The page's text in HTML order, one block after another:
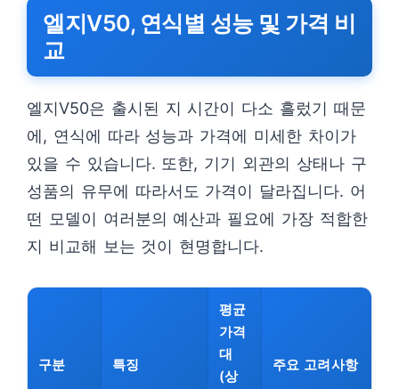
엘지V50, 연식별 성능 및 가격 비
교
엘지V50은 출시된 지 시간이 다소 흘렀기 때문
에, 연식에 따라 성능과 가격에 미세한 차이가
있을 수 있습니다. 또한, 기기 외관의 상태나 구
성품의 유무에 따라서도 가격이 달라집니다. 어
떤 모델이 여러분의 예산과 필요에 가장 적합한
지 비교해 보는 것이 현명합니다.
구분 특징
평균
가격
대
(상
주요 고려사항